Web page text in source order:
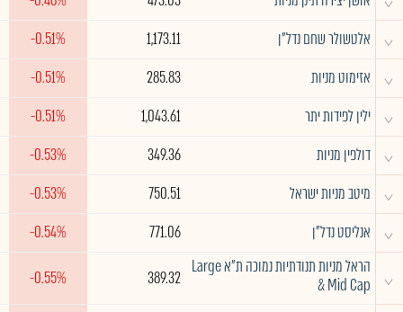
^ אלטשולר שחם נדל"ן 1,173.11
-0.51%
^ אזימוט מניות 285.83
-0.51%
^ ילין לפידות יתר 1,043.61
-0.51%
^ דולפין מניות 349.36
-0.53%
^ מיטב מניות ישראל 750.51
-0.53%
^ אנליסט נדל"ן 771.06
-0.54%
^
הראל מניות תנודתיות נמוכה ת"א Large
& Mid Cap
389.32
-0.55%